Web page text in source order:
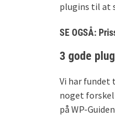
plugins til at
SE OGSÅ:
3 gode
Vi har fundet
noget
på WP-